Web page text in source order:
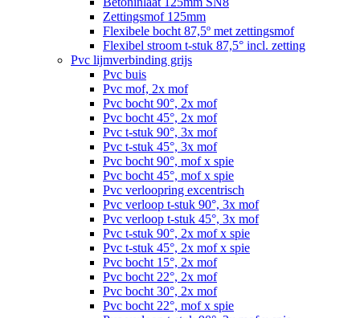
Zettingsmof 125mm
Flexibele bocht 87,5º met zettingsmof
Flexibel stroom t-stuk 87,5° incl. zetting
Pvc lijmverbinding grijs
Pvc buis
Pvc mof, 2x mof
Pvc bocht 90°, 2x mof
Pvc bocht 45°, 2x mof
Pvc t-stuk 90°, 3x mof
Pvc t-stuk 45°, 3x mof
Pvc bocht 90°, mof x spie
Pvc bocht 45°, mof x spie
Pvc verloopring excentrisch
Pvc verloop t-stuk 90°, 3x mof
Pvc verloop t-stuk 45°, 3x mof
Pvc t-stuk 90°, 2x mof x spie
Pvc t-stuk 45°, 2x mof x spie
Pvc bocht 15°, 2x mof
Pvc bocht 22°, 2x mof
Pvc bocht 30°, 2x mof
Pvc bocht 22°, mof x spie